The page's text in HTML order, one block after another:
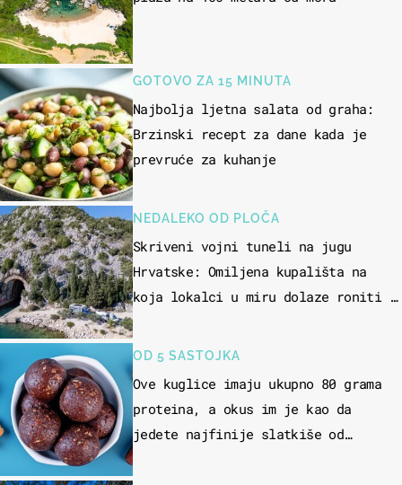
GOTOVO ZA 15 MINUTA
Najbolja ljetna salata od graha:
Brzinski recept za dane kada je
prevruće za kuhanje
NEDALEKO OD PLOČA
Skriveni vojni tuneli na jugu
Hrvatske: Omiljena kupališta na
koja lokalci u miru dolaze roniti i
OD 5 SASTOJKA
Ove kuglice imaju ukupno 80 grama
proteina, a okus im je kao da
jedete najfinije slatkiše od